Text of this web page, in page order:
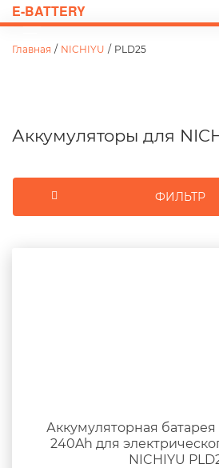
E-BATTERY
Главная / NICHIYU / PLD25
Аккумуляторы для
Аккумуляторная батарея
240Ah для
NICHIYU
ФИЛЬТР